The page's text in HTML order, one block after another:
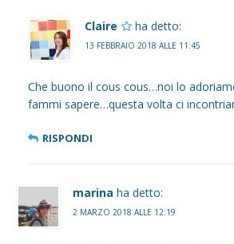
Claire ha detto:
13 FEBBRAIO 2018 ALLE 11:45
Che buono il cous cous…noi lo
fammi sapere…questa volta ci
RISPONDI
marina ha detto:
2 MARZO 2018 ALLE 12:19